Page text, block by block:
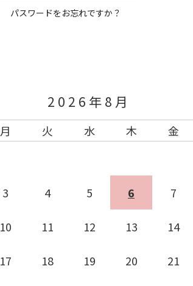
パスワードをお忘れですか？
2026年8月
月 火 水 木 金
3 4 5 6 7
10 11 12 13 14
17 18 19 20 21